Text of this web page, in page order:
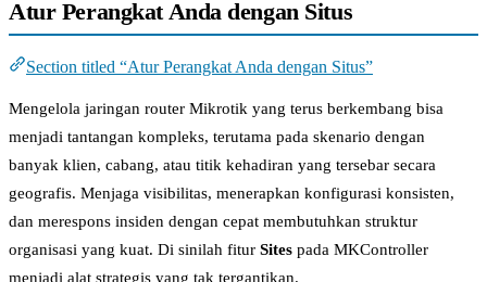
Atur Perangkat Anda dengan Situs
Section titled “Atur Perangkat Anda dengan Situs”
Mengelola jaringan router Mikrotik yang terus berkembang bisa
menjadi tantangan kompleks, terutama pada skenario dengan
banyak klien, cabang, atau titik kehadiran yang tersebar secara
geografis. Menjaga visibilitas, menerapkan konfigurasi konsisten,
dan merespons insiden dengan cepat membutuhkan struktur
organisasi yang kuat. Di sinilah fitur Sites pada MKController
menjadi alat strategis yang tak tergantikan.